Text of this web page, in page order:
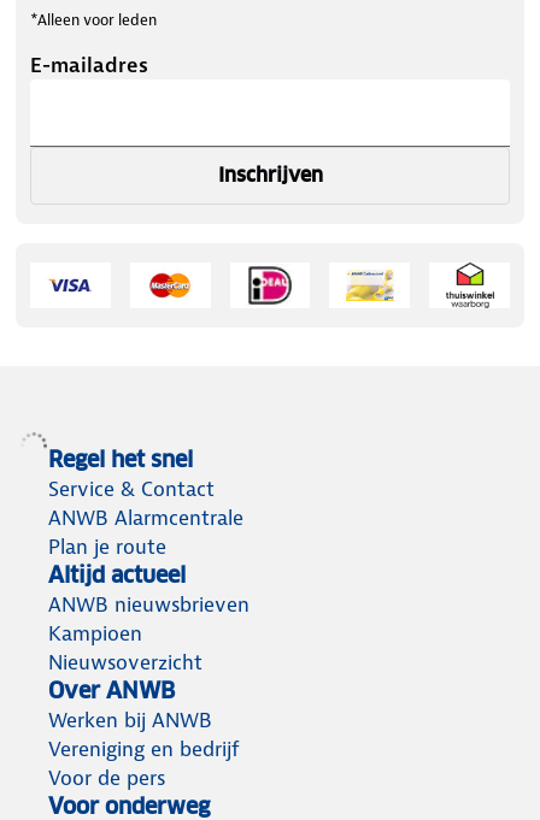
*Alleen voor leden
E-mailadres
Inschrijven
Regel het snel
Service & Contact
ANWB Alarmcentrale
Plan je route
Altijd actueel
ANWB nieuwsbrieven
Kampioen
Nieuwsoverzicht
Over ANWB
Werken bij ANWB
Vereniging en bedrijf
Voor de pers
Voor onderweg